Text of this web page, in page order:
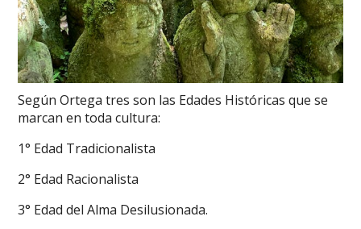
Según Ortega tres son las Edades Históricas que se
marcan en toda cultura:
1° Edad Tradicionalista
2° Edad Racionalista
3° Edad del Alma Desilusionada.